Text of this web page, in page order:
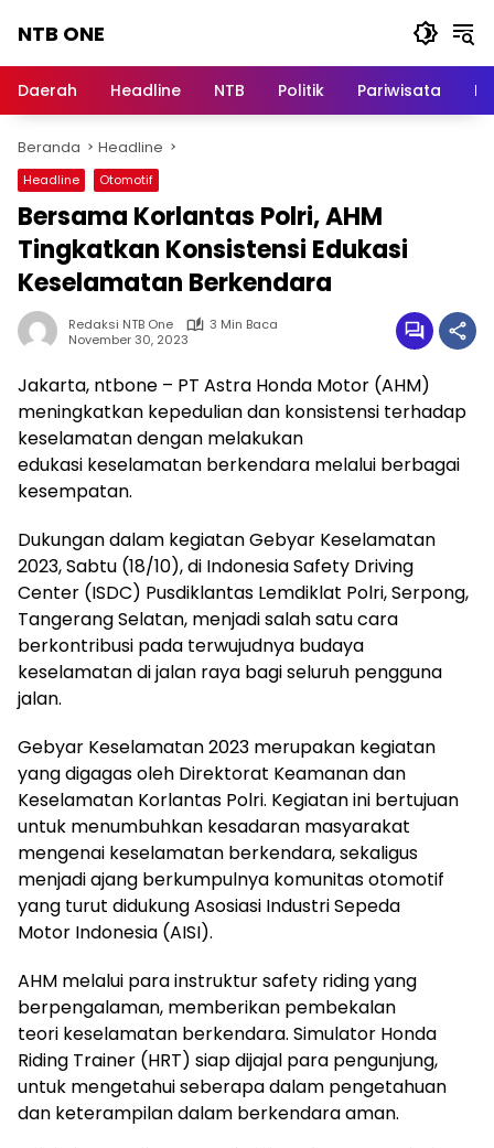
NTB ONE
dan
Berita
Lombok
Daerah Headline NTB Politik Pariwisata
Beranda Headline
Headline Otomotif
Bersama Korlantas Polri, AHM
Tingkatkan Konsistensi Edukasi
Keselamatan Berkendara
Redaksi NTB One
3 Min Baca
November 30, 2023
Jakarta, ntbone – PT Astra Honda Motor (AHM)
meningkatkan kepedulian dan konsistensi terhadap
keselamatan dengan melakukan
edukasi keselamatan berkendara melalui berbagai
kesempatan.
Dukungan dalam kegiatan Gebyar Keselamatan
2023, Sabtu (18/10), di Indonesia Safety Driving
Center (ISDC) Pusdiklantas Lemdiklat Polri, Serpong,
Tangerang Selatan, menjadi salah satu cara
berkontribusi pada terwujudnya budaya
keselamatan di jalan raya bagi seluruh pengguna
jalan.
Gebyar Keselamatan 2023 merupakan kegiatan
yang digagas oleh Direktorat Keamanan dan
Keselamatan Korlantas Polri. Kegiatan ini bertujuan
untuk menumbuhkan kesadaran masyarakat
mengenai keselamatan berkendara, sekaligus
menjadi ajang berkumpulnya komunitas otomotif
yang turut didukung Asosiasi Industri Sepeda
Motor Indonesia (AISI).
AHM melalui para instruktur safety riding yang
berpengalaman, memberikan pembekalan
teori keselamatan berkendara. Simulator Honda
Riding Trainer (HRT) siap dijajal para pengunjung,
untuk mengetahui seberapa dalam pengetahuan
dan keterampilan dalam berkendara aman.